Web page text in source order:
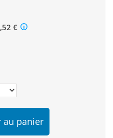
€
panier